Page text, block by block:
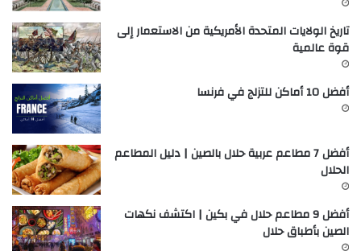
تاريخ الولايات المتحدة الأمريكية من الاستعمار إلى
قوة عالمية
أفضل 10 أماكن للتزلج في فرنسا
أفضل 7 مطاعم عربية حلال بالصين | دليل المطاعم
الحلال
أفضل 9 مطاعم حلال في بكين | اكتشف نكهات
الصين بأطباق حلال